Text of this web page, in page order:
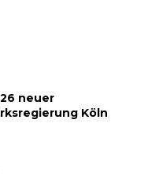
neuer
Köln